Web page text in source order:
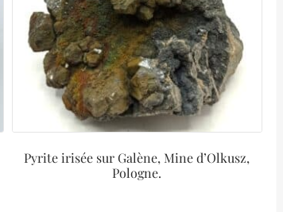
Pyrite irisée sur Galène, Mine d’Olkusz,
Pologne.